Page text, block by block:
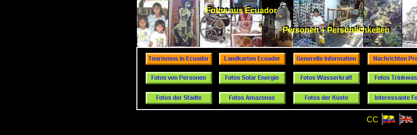
Fotos aus Ecuador
Fotos aus Ecuador
Personen + Persönlichkeiten
Personen + Persönlichkeiten
CC